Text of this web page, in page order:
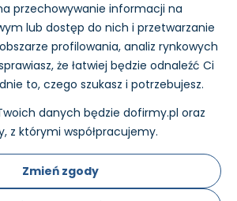
O nas
realizujemy:
przechowywanie informacji na
lub dostęp do nich i przetwarzanie
profilowania, analiz rynkowych
że łatwiej będzie odnaleźć Ci
to, czego szukasz i potrzebujesz.
danych będzie dofirmy.pl oraz
z którymi współpracujemy.
Zmień zgody